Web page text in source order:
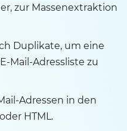
zur Massenextraktion
Duplikate, um eine
Mail-Adressliste zu
Adressen in den
HTML.